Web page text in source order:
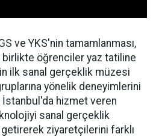
ve YKS'nin tamamlanması,
birlikte öğrenciler yaz tatiline
ilk sanal gerçeklik müzesi
yönelik deneyimlerini
İstanbul'da hizmet veren
sanal gerçeklik
ziyaretçilerini farklı